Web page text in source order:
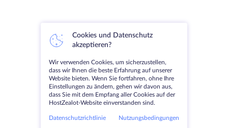
Cookies und Datenschutz
akzeptieren?
Wir verwenden Cookies, um sicherzustellen,
dass wir Ihnen die beste Erfahrung auf unserer
Website bieten. Wenn Sie fortfahren, ohne Ihre
Einstellungen zu ändern, gehen wir davon aus,
dass Sie mit dem Empfang aller Cookies auf der
HostZealot-Website einverstanden sind.
Datenschutzrichtlinie Nutzungsbedingungen